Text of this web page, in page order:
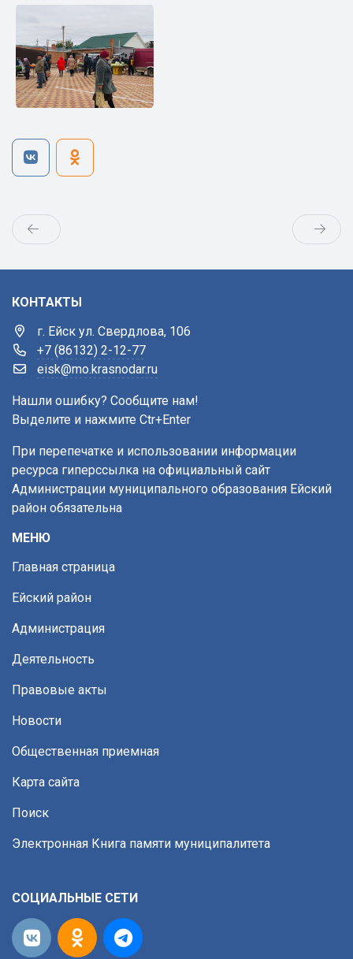
КОНТАКТЫ
г. Ейск ул. Свердлова, 106
+7 (86132) 2-12-77
eisk@mo.krasnodar.ru
Нашли ошибку? Сообщите нам!
Выделите и нажмите Ctr+Enter
При перепечатке и использовании информации
ресурса гиперссылка на официальный сайт
Администрации муниципального образования Ейский
район обязательна
МЕНЮ
Главная страница
Ейский район
Администрация
Деятельность
Правовые акты
Новости
Общественная приемная
Карта сайта
Поиск
Электронная Книга памяти муниципалитета
СОЦИАЛЬНЫЕ СЕТИ